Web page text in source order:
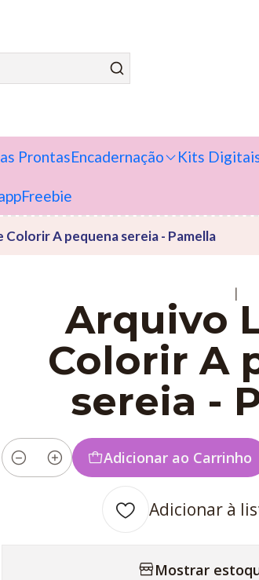
ProntasEncadernação Kits
Freebie
A pequena sereia - Pamella
|
Arquivo
Colorir A
sereia -
Quantidade
Adicionar ao Carrinho
Adicionar à
Mostrar